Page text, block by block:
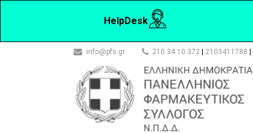
HelpDesk
info@pfs.gr 210 34 10 372 2103411788